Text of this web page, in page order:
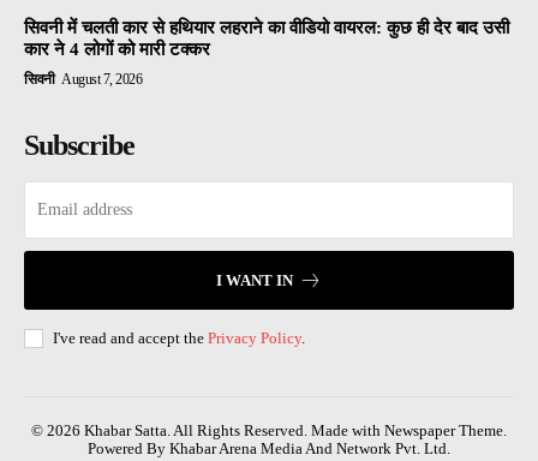
सिवनी में चलती कार से हथियार लहराने का वीडियो वायरल: कुछ ही देर बाद उसी
कार ने 4 लोगों को मारी टक्कर
सिवनी August 7, 2026
Subscribe
I WANT IN
I've read and accept the Privacy Policy.
© 2026 Khabar Satta. All Rights Reserved. Made with Newspaper Theme.
Powered By Khabar Arena Media And Network Pvt. Ltd.